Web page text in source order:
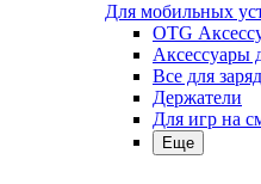
Для мобильных
OTG
Аксессуары
Все для
Держатели
Для игр на
Еще